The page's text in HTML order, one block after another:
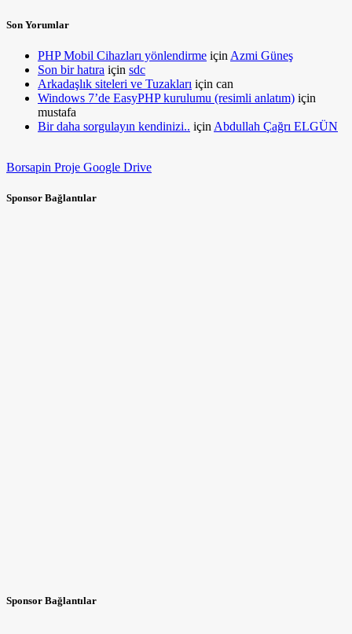
Son Yorumlar
PHP Mobil Cihazları yönlendirme için Azmi Güneş
Son bir hatıra için sdc
Arkadaşlık siteleri ve Tuzakları için can
Windows 7’de EasyPHP kurulumu (resimli anlatım) için
mustafa
Bir daha sorgulayın kendinizi.. için Abdullah Çağrı ELGÜN
Borsapin Proje Google Drive
Sponsor Bağlantılar
Sponsor Bağlantılar